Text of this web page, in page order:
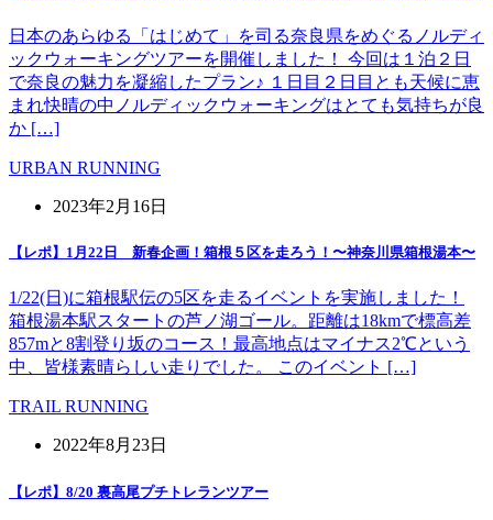
日本のあらゆる「はじめて」を司る奈良県をめぐるノルディ
ックウォーキングツアーを開催しました！ 今回は１泊２日
で奈良の魅力を凝縮したプラン♪ １日目２日目とも天候に恵
まれ快晴の中ノルディックウォーキングはとても気持ちが良
か […]
URBAN RUNNING
2023年2月16日
【レポ】1月22日 新春企画！箱根５区を走ろう！〜神奈川県箱根湯本〜
1/22(日)に箱根駅伝の5区を走るイベントを実施しました！
箱根湯本駅スタートの芦ノ湖ゴール。距離は18kmで標高差
857mと8割登り坂のコース！最高地点はマイナス2℃という
中、皆様素晴らしい走りでした。 このイベント […]
TRAIL RUNNING
2022年8月23日
【レポ】8/20 裏高尾プチトレランツアー